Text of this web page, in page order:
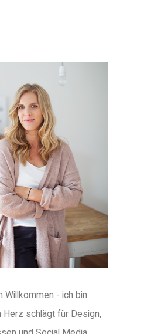
Willkommen - ich bin
Herz schlägt für Design,